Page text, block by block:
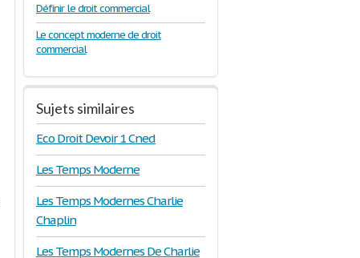
Définir le droit commercial
Le concept moderne de droit
commercial
Sujets similaires
Eco Droit Devoir 1 Cned
Les Temps Moderne
Les Temps Modernes Charlie
Chaplin
Les Temps Modernes De Charlie